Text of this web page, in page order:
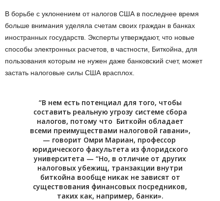
В борьбе с уклонением от налогов США в последнее время
больше внимания уделяла счетам своих граждан в банках
иностранных государств. Эксперты утверждают, что новые
способы электронных расчетов, в частности, Биткойна, для
пользования которым не нужен даже банковский счет, может
застать налоговые силы США врасплох.
“В нем есть потенциал для того, чтобы
составить реальную угрозу системе сбора
налогов, потому что Биткойн обладает
всеми преимуществами налоговой гавани»,
— говорит Омри Мариан, профессор
юридического факультета из флоридского
университета — “Но, в отличие от других
налоговых убежищ, транзакции внутри
биткойна вообще никак не зависят от
существования финансовых посредников,
таких как, например, банки».